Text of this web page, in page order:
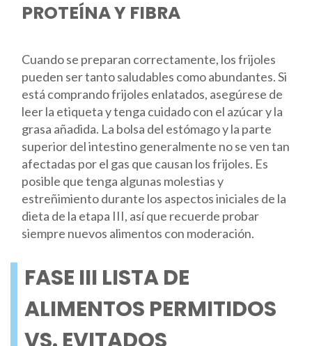
PROTEÍNA Y FIBRA
Cuando se preparan correctamente, los frijoles
pueden ser tanto saludables como abundantes. Si
está comprando frijoles enlatados, asegúrese de
leer la etiqueta y tenga cuidado con el azúcar y la
grasa añadida. La bolsa del estómago y la parte
superior del intestino generalmente no se ven tan
afectadas por el gas que causan los frijoles. Es
posible que tenga algunas molestias y
estreñimiento durante los aspectos iniciales de la
dieta de la etapa III, así que recuerde probar
siempre nuevos alimentos con moderación.
FASE III LISTA DE
ALIMENTOS PERMITIDOS